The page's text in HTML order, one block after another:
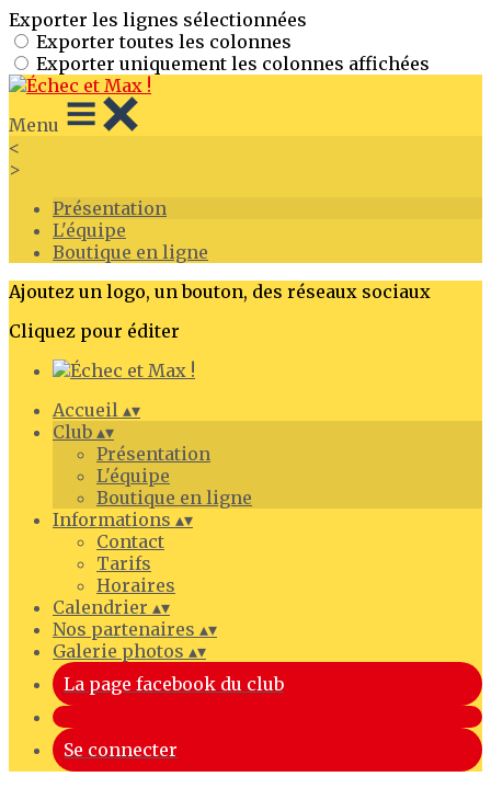
Exporter les lignes sélectionnées
Exporter toutes les colonnes
Exporter uniquement les colonnes affichées
Menu
<
>
Présentation
L'équipe
Boutique en ligne
Ajoutez un logo, un bouton, des réseaux sociaux
Cliquez pour éditer
Accueil ▴▾
Club ▴▾
Présentation
L'équipe
Boutique en ligne
Informations ▴▾
Contact
Tarifs
Horaires
Calendrier ▴▾
Nos partenaires ▴▾
Galerie photos ▴▾
La page facebook du club
Se connecter